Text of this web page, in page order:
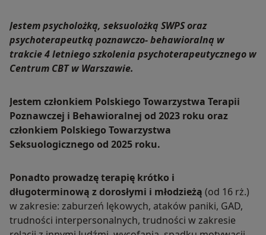
Jestem psycholożką, seksuolożką SWPS oraz
psychoterapeutką poznawczo- behawioralną w
trakcie 4 letniego szkolenia psychoterapeutycznego w
Centrum CBT w Warszawie.
Jestem członkiem Polskiego Towarzystwa Terapii
Poznawczej i Behawioralnej od 2023 roku oraz
członkiem Polskiego Towarzystwa
Seksuologicznego od 2025 roku.
Ponadto prowadzę terapię krótko i
długoterminową z dorosłymi i młodzieżą (od 16 rż.)
w zakresie: zaburzeń lękowych, ataków paniki, GAD,
trudności interpersonalnych, trudności w zakresie